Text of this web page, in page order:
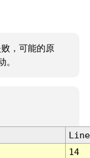
，可能的原
。
Line
14